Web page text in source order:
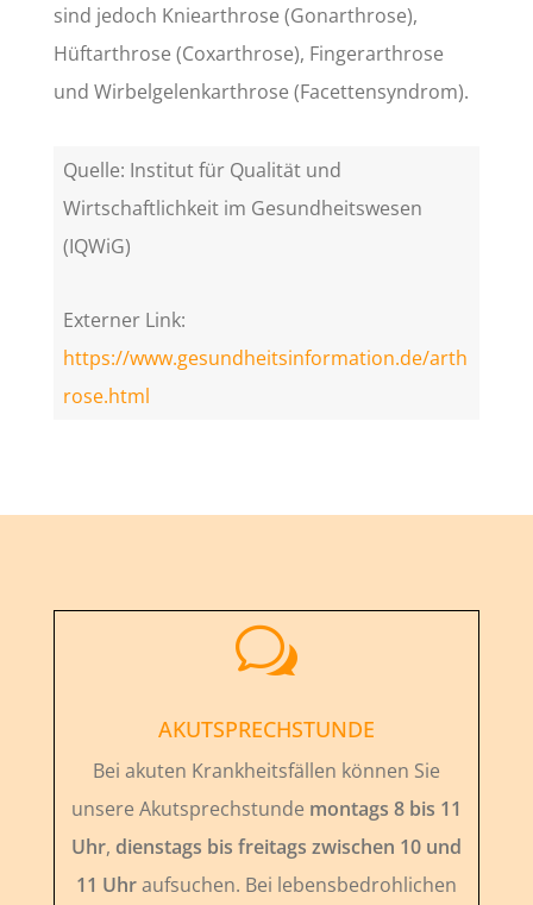
sind jedoch Kniearthrose (Gonarthrose),
Hüftarthrose (Coxarthrose), Fingerarthrose
und Wirbelgelenkarthrose (Facettensyndrom).
Quelle: Institut für Qualität und
Wirtschaftlichkeit im Gesundheitswesen
(IQWiG)
Externer Link:
https://www.gesundheitsinformation.de/arth
rose.html
w
AKUTSPRECHSTUNDE
Bei akuten Krankheitsfällen können Sie
unsere Akutsprechstunde montags 8 bis 11
Uhr, dienstags bis freitags zwischen 10 und
11 Uhraufsuchen. Bei lebensbedrohlichen